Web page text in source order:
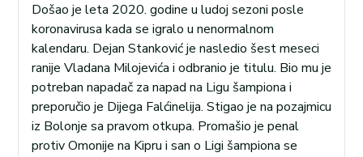
Došao je leta 2020. godine u ludoj sezoni posle
koronavirusa kada se igralo u nenormalnom
kalendaru. Dejan Stanković je nasledio šest meseci
ranije Vladana Milojevića i odbranio je titulu. Bio mu je
potreban napadač za napad na Ligu šampiona i
preporučio je Dijega Falćinelija. Stigao je na pozajmicu
iz Bolonje sa pravom otkupa. Promašio je penal
protiv Omonije na Kipru i san o Ligi šampiona se